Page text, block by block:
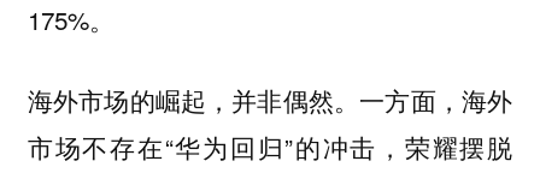
175%。
海外市场的崛起，并非偶然。一方面，海外
市场不存在“华为回归”的冲击，荣耀摆脱